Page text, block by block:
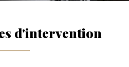
d'intervention